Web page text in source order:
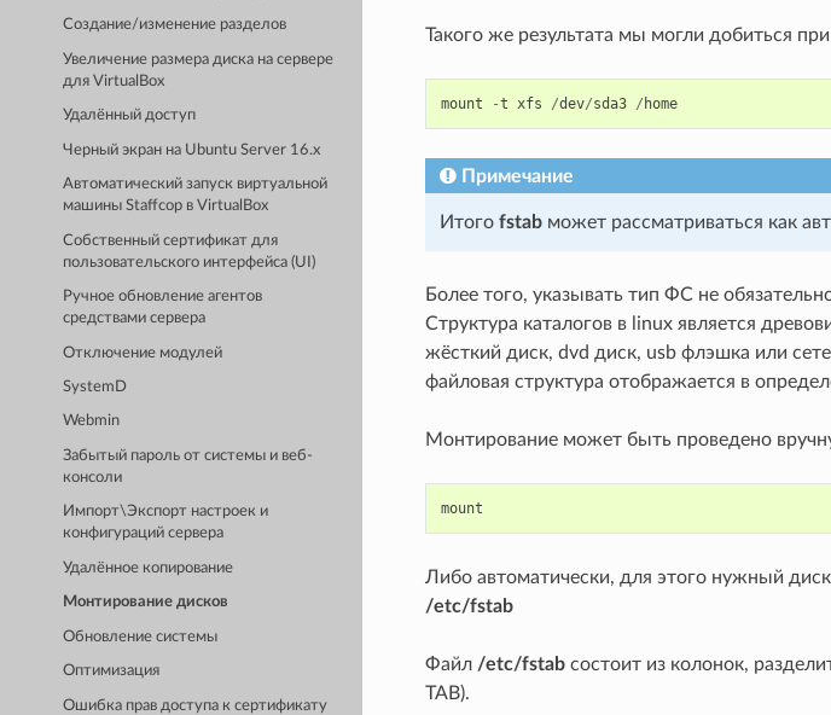
Создание/изменение разделов
Увеличение размера диска на сервере
для VirtualBox
Удалённый доступ
Черный экран на Ubuntu Server 16.x
Автоматический запуск виртуальной
машины Staffcop в VirtualBox
Cобственный сертификат для
пользовательского интерфейса (UI)
Ручное обновление агентов
средствами сервера
Отключение модулей
SystemD
Webmin
Забытый пароль от системы и веб-
консоли
Импорт\Экспорт настроек и
конфигураций сервера
Удалённое копирование
Монтирование дисков
Обновление системы
Оптимизация
Ошибка прав доступа к сертификату
Такого же результата мы могли добиться
mount -t xfs /dev/sda3 / home
Примечание
Итого fstabможет рассматриваться как
Более того, указывать тип ФС не
Структура каталогов в linux является
жёсткий диск, dvd диск, usb флэшка или
файловая структура отображается в
Монтирование может быть проведено
mount
Либо автоматически, для этого нужный
/etc/fstab
Файл /etc/fstabсостоит из колонок,
TAB).